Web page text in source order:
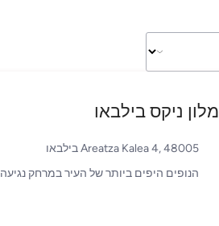
מלון ניקס בילבאו
Areatza Kalea 4, 48005 בילבאו
הנופים היפים ביותר של העיר במרחק נגיעה